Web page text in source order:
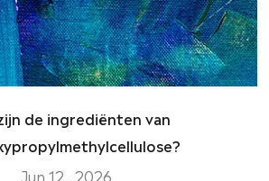
de ingrediënten van
Jun 12 , 2026